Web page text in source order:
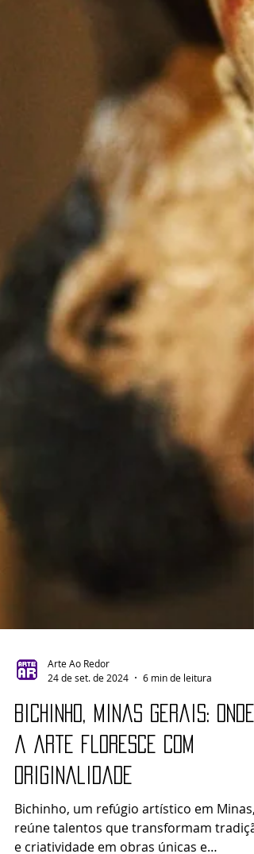
Arte Ao Redor
24 de set. de 2024
6 min de leitura
Bichinho, Minas Gerais: onde
a arte floresce com
originalidade